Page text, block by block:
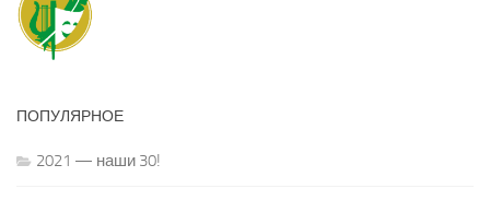
ПОПУЛЯРНОЕ
2021 — наши 30!